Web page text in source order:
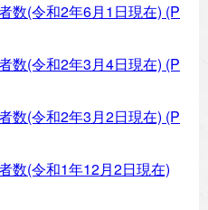
数(令和2年6月1日現在) (P
数(令和2年3月4日現在) (P
数(令和2年3月2日現在) (P
数(令和1年12月2日現在)